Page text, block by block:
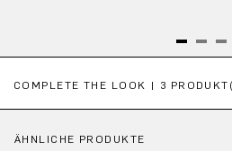
COMPLETE THE LOOK | 3
ÄHNLICHE PRODUKTE